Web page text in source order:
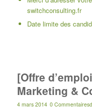
switchconsulting.fr
Date limite des
[Offre
Marketing &
4 mars 2014 0 Commentaires